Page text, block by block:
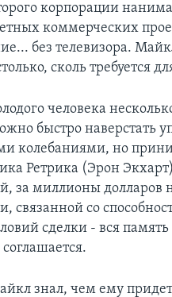
корпорации
коммерческих
без телевизора.
сколь требуется
человека
быстро наверстать
колебаниями, но
Ретрика (Эрон
за миллионы долларов
связанной со
сделки - вся
знал, чем ему